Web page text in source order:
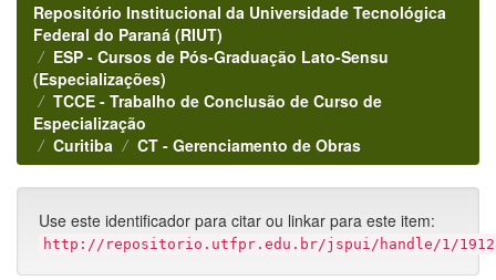
Repositório Institucional da Universidade Tecnológica
Federal do Paraná (RIUT)
ESP - Cursos de Pós-Graduação Lato-Sensu
(Especializações)
TCCE - Trabalho de Conclusão de Curso de
Especialização
Curitiba
CT - Gerenciamento de Obras
Use este identificador para citar ou linkar para este item:
http://repositorio.utfpr.edu.br/jspui/handle/1/